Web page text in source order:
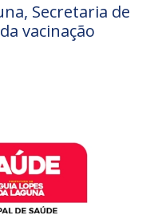
Secretaria de
vacinação